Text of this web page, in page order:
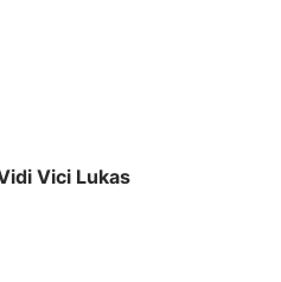
Vici Lukas